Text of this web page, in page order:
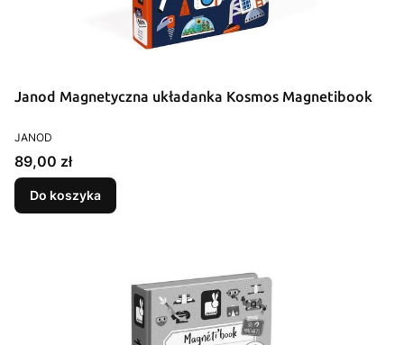
Janod Magnetyczna układanka Kosmos Magnetibook
PRODUCENT
JANOD
Cena
89,00 zł
Do koszyka